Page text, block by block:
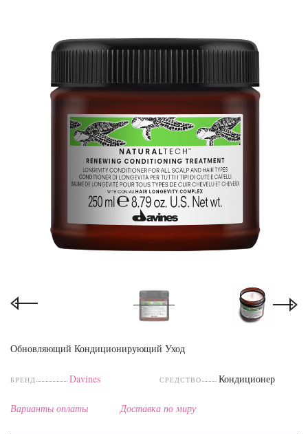
Обновляющий Кондиционирующий Уход
БРЕНД Davines СРЕДСТВО Кондиционер
Варианты оплаты Доставка по миру